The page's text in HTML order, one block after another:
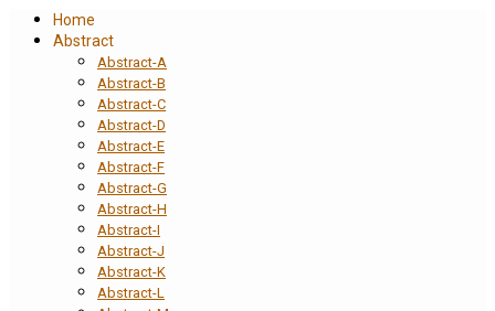
Home
Abstract
Abstract-A
Abstract-B
Abstract-C
Abstract-D
Abstract-E
Abstract-F
Abstract-G
Abstract-H
Abstract-I
Abstract-J
Abstract-K
Abstract-L